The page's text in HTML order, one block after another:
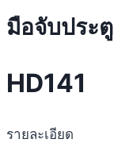
มือจับประ
HD141
รายละเอียด